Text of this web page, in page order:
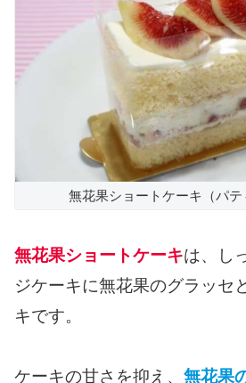
無花果ショートケーキ（パテ
無花果ショートケーキは、し
ジケーキに無花果のグラッセ
キです。
ケーキの甘さを抑え、 無花果